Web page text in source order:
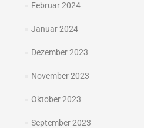
Februar 2024
Januar 2024
Dezember 2023
November 2023
Oktober 2023
September 2023